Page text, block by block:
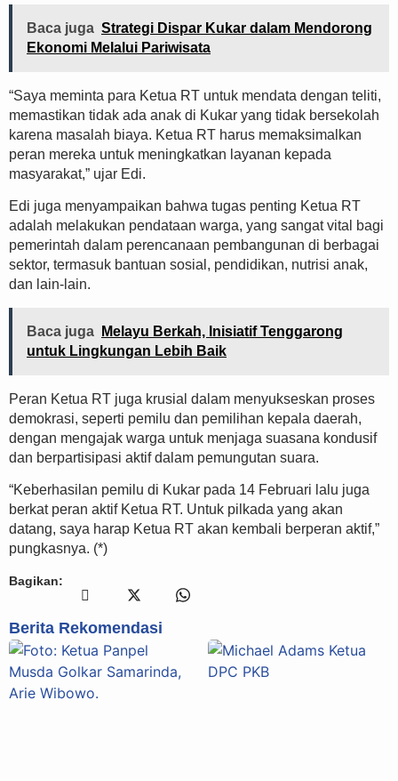
Baca juga Strategi Dispar Kukar dalam Mendorong
Ekonomi Melalui Pariwisata
“Saya meminta para Ketua RT untuk mendata dengan teliti,
memastikan tidak ada anak di Kukar yang tidak bersekolah
karena masalah biaya. Ketua RT harus memaksimalkan
peran mereka untuk meningkatkan layanan kepada
masyarakat,” ujar Edi.
Edi juga menyampaikan bahwa tugas penting Ketua RT
adalah melakukan pendataan warga, yang sangat vital bagi
pemerintah dalam perencanaan pembangunan di berbagai
sektor, termasuk bantuan sosial, pendidikan, nutrisi anak,
dan lain-lain.
Baca juga
Melayu Berkah, Inisiatif Tenggarong
untuk Lingkungan Lebih Baik
Peran Ketua RT juga krusial dalam menyukseskan proses
demokrasi, seperti pemilu dan pemilihan kepala daerah,
dengan mengajak warga untuk menjaga suasana kondusif
dan berpartisipasi aktif dalam pemungutan suara.
“Keberhasilan pemilu di Kukar pada 14 Februari lalu juga
berkat peran aktif Ketua RT. Untuk pilkada yang akan
datang, saya harap Ketua RT akan kembali berperan aktif,”
pungkasnya. (*)
Bagikan:
Berita Rekomendasi